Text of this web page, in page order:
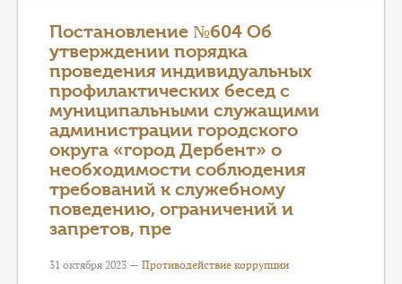
ТАРИФЫ
ГЕРОИ Z
КАТАЛОГ УСЛУГ
СЛУЖБА ПО КОНТРАКТУ
Постановление №604 Об
утверждении порядка
проведения индивидуальных
профилактических бесед с
муниципальными служащими
администрации городского
округа «город Дербент» о
необходимости соблюдения
требований к служебному
поведению, ограничений и
запретов, пре
31 октября 2023 — Противодействие коррупции